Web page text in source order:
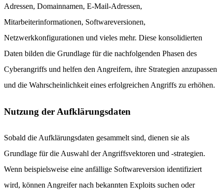
Adressen, Domainnamen, E-Mail-Adressen,
Mitarbeiterinformationen, Softwareversionen,
Netzwerkkonfigurationen und vieles mehr. Diese konsolidierten
Daten bilden die Grundlage für die nachfolgenden Phasen des
Cyberangriffs und helfen den Angreifern, ihre Strategien anzupassen
und die Wahrscheinlichkeit eines erfolgreichen Angriffs zu erhöhen.
Nutzung der Aufklärungsdaten
Sobald die Aufklärungsdaten gesammelt sind, dienen sie als
Grundlage für die Auswahl der Angriffsvektoren und -strategien.
Wenn beispielsweise eine anfällige Softwareversion identifiziert
wird, können Angreifer nach bekannten Exploits suchen oder